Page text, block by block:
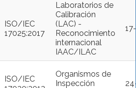
ISO/IEC
17025:2017
Laboratorios de
Calibración
(LAC) -
Reconocimiento
internacional
IAAC/ILAC
ISO/IEC
Organismos de
Inspección